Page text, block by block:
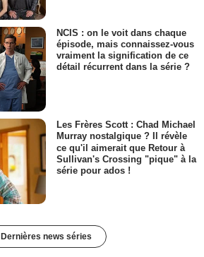
NCIS : on le voit dans chaque
épisode, mais connaissez-vous
vraiment la signification de ce
détail récurrent dans la série ?
Les Frères Scott : Chad Michael
Murray nostalgique ? Il révèle
ce qu'il aimerait que Retour à
Sullivan's Crossing "pique" à la
série pour ados !
Dernières news séries